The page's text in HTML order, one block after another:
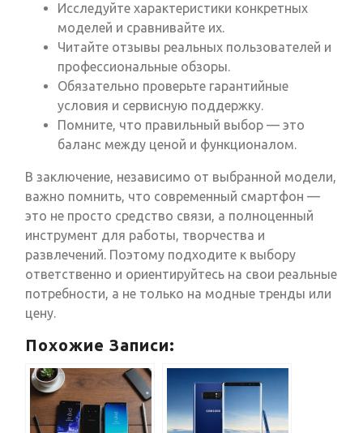
Исследуйте характеристики конкретных
моделей и сравнивайте их.
Читайте отзывы реальных пользователей и
профессиональные обзоры.
Обязательно проверьте гарантийные
условия и сервисную поддержку.
Помните, что правильный выбор — это
баланс между ценой и функционалом.
В заключение, независимо от выбранной модели,
важно помнить, что современный смартфон —
это не просто средство связи, а полноценный
инструмент для работы, творчества и
развлечений. Поэтому подходите к выбору
ответственно и ориентируйтесь на свои реальные
потребности, а не только на модные тренды или
цену.
Похожие Записи: